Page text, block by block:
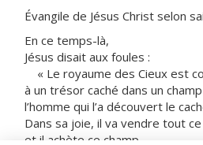
Évangile de Jésus Christ selon
En ce temps-là,
Jésus disait aux foules :
« Le royaume des Cieux est
à un trésor caché dans un champ
l’homme qui l’a découvert le
Dans sa joie, il va vendre tout ce
et il achète ce champ.